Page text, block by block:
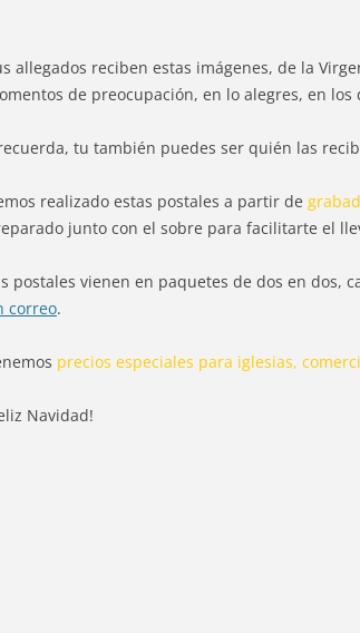
allegados reciben estas imágenes, de la
de preocupación, en lo alegres, en
tu también puedes ser quién las
realizado estas postales a partir de
junto con el sobre para facilitarte el
postales vienen en paquetes de dos en dos,
correo.
precios especiales para iglesias,
Navidad!